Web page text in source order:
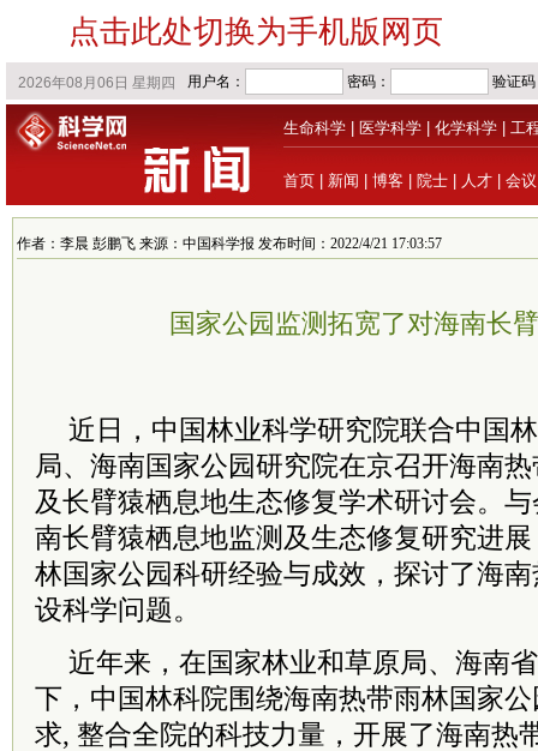
点击此处切换为手机版网页
生命科学 医学科学 化学科学 工
首页 新闻 博客 院士 人才 会议
作者：李晨 彭鹏飞 来源：中国科学报 发布时间：2022/4/21 17:03:57
国家公园监测拓宽了对海南长
近日，中国林业科学研究院联合中国
局、海南国家公园研究院在京召开海南
及长臂猿栖息地生态修复学术研讨会。
南长臂猿栖息地监测及生态修复研究进
林国家公园科研经验与成效，探讨了海
设科学问题。
近年来，在国家林业和草原局、海南
下，中国林科院围绕海南热带雨林国家
求, 整合全院的科技力量，开展了海南热